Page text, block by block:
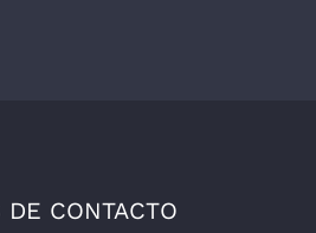
DE CONTACTO